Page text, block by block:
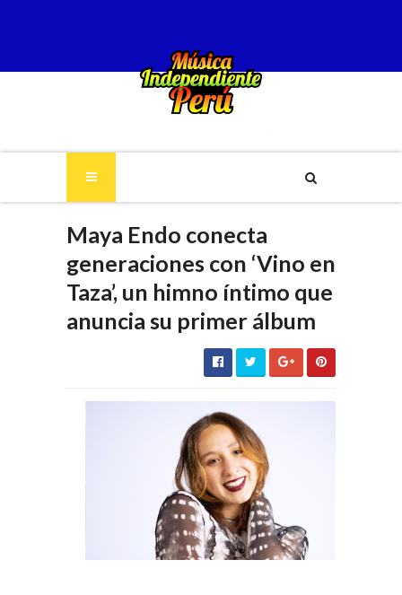
Maya Endo conecta
generaciones con ‘Vino en
Taza’, un himno íntimo que
anuncia su primer álbum